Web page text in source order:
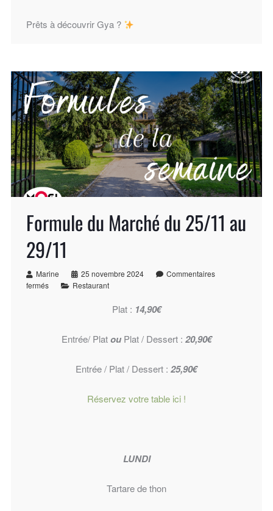
Prêts à découvrir Gya ?
Formule du Marché du 25/11 au
29/11
Marine 25 novembre 2024
Commentaires
fermés
Restaurant
Plat : 14,90€
Entrée/ PlatouPlat / Dessert : 20,90€
Entrée / Plat / Dessert : 25,90€
Réservez votre table ici !
LUNDI
Tartare de thon